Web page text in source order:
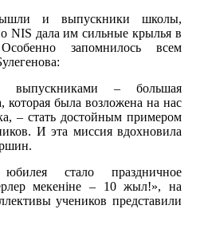
и выпускники школы,
NIS дала им сильные крылья в
запомнилось всем
– большая
которая была возложена на нас
– стать достойным примером
И эта миссия вдохновила
стало праздничное
мекеніне – 10 жыл!», на
учеников представили